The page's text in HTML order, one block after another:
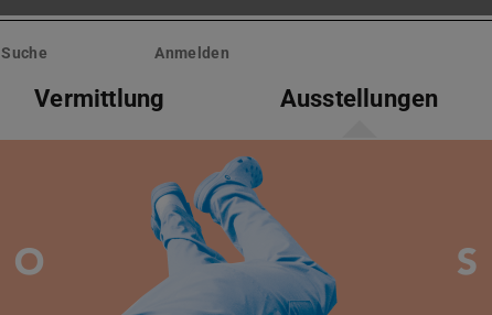
Suche Anmelden
Vermittlung Ausstellungen